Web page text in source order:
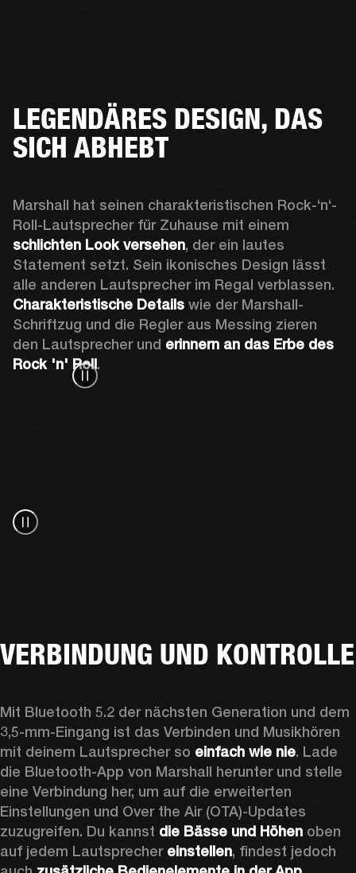
LEGENDÄRES DESIGN, DAS
SICH ABHEBT
Marshall hat seinen charakteristischen Rock-‘n‘-
schlichten Look versehen, der ein lautes
Statement setzt. Sein ikonisches Design lässt
Charakteristische Details wie der Marshall-
Schriftzug und die Regler aus Messing zieren
den Lautsprecher und erinnern an das Erbe des
Rock 'n' Roll.
VERBINDUNG UND KONTROLLE
Mit Bluetooth 5.2 der nächsten Generation und dem
3,5-mm-Eingang ist das Verbinden und Musikhören
mit deinem Lautsprecher so einfach wie nie. Lade
die Bluetooth-App von Marshall herunter und stelle
eine Verbindung her, um auf die erweiterten
Einstellungen und Over the Air (OTA)-Updates
zuzugreifen. Du kannst die Bässe und Höhen oben
auf jedem Lautsprecher einstellen, findest jedoch